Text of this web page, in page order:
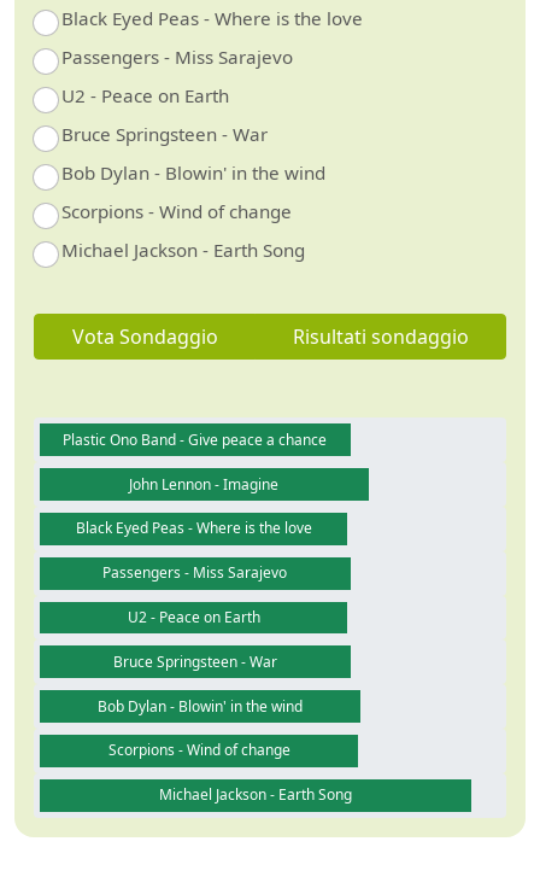
Black Eyed Peas - Where is the love
Passengers - Miss Sarajevo
U2 - Peace on Earth
Bruce Springsteen - War
Bob Dylan - Blowin' in the wind
Scorpions - Wind of change
Michael Jackson - Earth Song
Vota Sondaggio Risultati sondaggio
Plastic Ono Band - Give peace a chance
John Lennon - Imagine
Black Eyed Peas - Where is the love
Passengers - Miss Sarajevo
U2 - Peace on Earth
Bruce Springsteen - War
Bob Dylan - Blowin' in the wind
Scorpions - Wind of change
Michael Jackson - Earth Song